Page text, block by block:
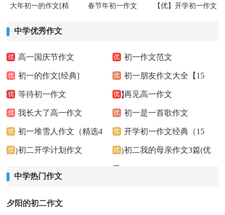
大年初一的作文[精 春节年初一作文 【优】开学初一作文
中学优秀作文
优 高一国庆节作文 优 初一作文范文
优 初一的作文[经典] 优 初一朋友作文大全【15
篇】
优 等待初一作文 优 再见高一作文
优 我长大了高一作文 优 初一是一首歌作文
优 初一堆雪人作文（精选4
篇）
优 开学初一作文经典（15
篇）
优 初二开学计划作文 优 初二我的母亲作文3篇(优
秀)
中学热门作文
夕阳的初二作文